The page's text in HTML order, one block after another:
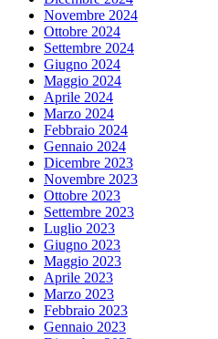
Novembre 2024
Ottobre 2024
Settembre 2024
Giugno 2024
Maggio 2024
Aprile 2024
Marzo 2024
Febbraio 2024
Gennaio 2024
Dicembre 2023
Novembre 2023
Ottobre 2023
Settembre 2023
Luglio 2023
Giugno 2023
Maggio 2023
Aprile 2023
Marzo 2023
Febbraio 2023
Gennaio 2023